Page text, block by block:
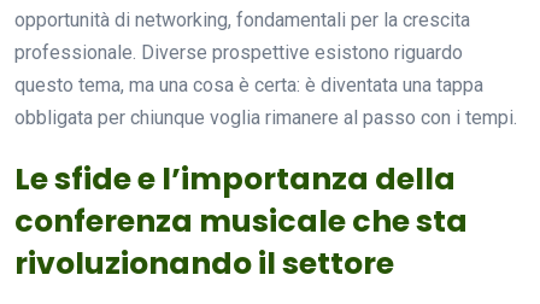
opportunità di networking, fondamentali per la crescita
professionale. Diverse prospettive esistono riguardo
questo tema, ma una cosa è certa: è diventata una tappa
obbligata per chiunque voglia rimanere al passo con i tempi.
Le sfide e l’importanza della
conferenza musicale che sta
rivoluzionando il settore